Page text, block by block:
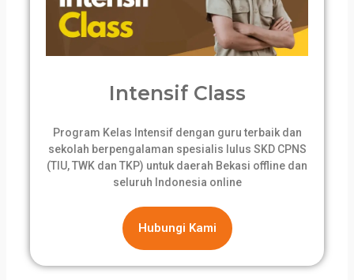
Intensif Class
Program Kelas Intensif dengan guru terbaik dan
sekolah berpengalaman spesialis lulus SKD CPNS
(TIU, TWK dan TKP) untuk daerah Bekasi offline dan
seluruh Indonesia online
Hubungi Kami